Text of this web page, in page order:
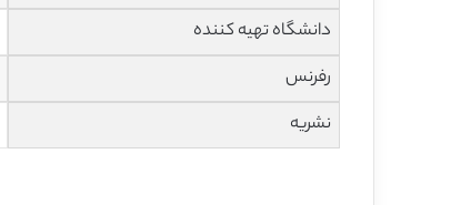
دانشگاه تهیه کننده
رفرنس
نشریه